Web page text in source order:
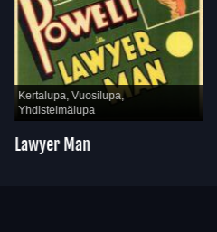
Kertalupa, Vuosilupa,
Yhdistelmälupa
Lawyer Man